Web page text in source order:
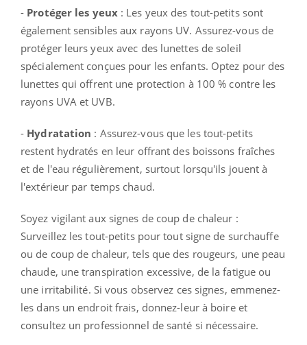
- Protéger les yeux : Les yeux des tout-petits sont
également sensibles aux rayons UV. Assurez-vous de
protéger leurs yeux avec des lunettes de soleil
spécialement conçues pour les enfants. Optez pour des
lunettes qui offrent une protection à 100 % contre les
rayons UVA et UVB.
- Hydratation : Assurez-vous que les tout-petits
restent hydratés en leur offrant des boissons fraîches
et de l'eau régulièrement, surtout lorsqu'ils jouent à
l'extérieur par temps chaud.
Soyez vigilant aux signes de coup de chaleur :
Surveillez les tout-petits pour tout signe de surchauffe
ou de coup de chaleur, tels que des rougeurs, une peau
chaude, une transpiration excessive, de la fatigue ou
une irritabilité. Si vous observez ces signes, emmenez-
les dans un endroit frais, donnez-leur à boire et
consultez un professionnel de santé si nécessaire.